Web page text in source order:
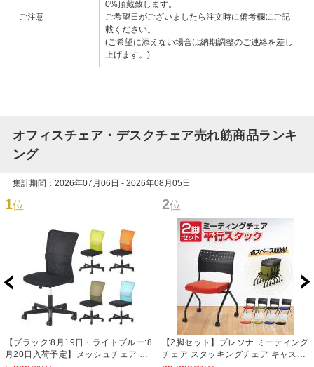
ご注意
0%頂戴致します。
ご希望日がございましたら注文時に備考欄にご記
載ください。
(ご希望に添えない場合は納期調整のご連絡を差し
上げます。)
オフィスチェア・デスクチェア売れ筋商品ランキ
ング
集計期間：2026年07月06日 - 2026年08月05日
1位
【ブラック:8月19日・ライトブルー:8
月20日入荷予定】メッシュチェア チ
2位
【2脚セット】プレソナ ミーティング
チェア スタッキングチェア キャスタ